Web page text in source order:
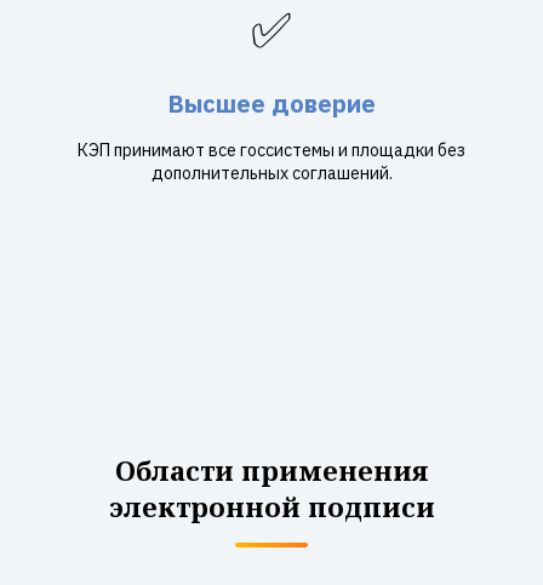
✅
Высшее доверие
КЭП принимают все госсистемы и площадки без
дополнительных соглашений.
Области применения
электронной подписи